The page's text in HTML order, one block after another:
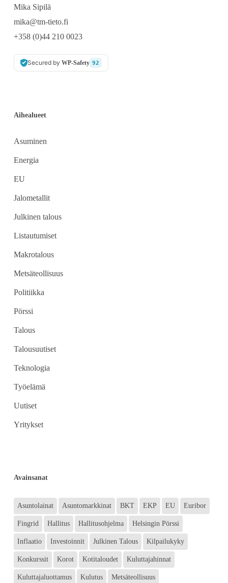
Mika Sipilä
mika@tm-tieto.fi
+358 (0)44 210 0023
Secured by WP-Safety 92
Aihealueet
Asuminen
Energia
EU
Jalometallit
Julkinen talous
Listautumiset
Makrotalous
Metsäteollisuus
Politiikka
Pörssi
Talous
Talousuutiset
Teknologia
Työelämä
Uutiset
Yritykset
Avainsanat
Asuntolainat Asuntomarkkinat BKT EKP EU Euribor
Fingrid Hallitus Hallitusohjelma Helsingin Pörssi
Inflaatio Investoinnit Julkinen Talous Kilpailukyky
Konkurssit Korot Kotitaloudet Kuluttajahinnat
Kuluttajaluottamus Kulutus Metsäteollisuus